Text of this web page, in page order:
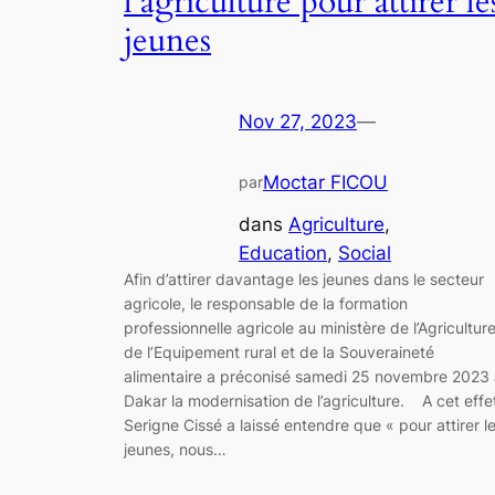
jeunes
Nov 27, 2023—
parMoctar FICOU
dans Agriculture
Education, Social
Afin d’attirer davantage les jeunes dans le secteur
agricole, le responsable de la formation
professionnelle agricole au ministère de
de l’Equipement rural et de la Souveraineté
alimentaire a préconisé samedi 25 novembre 2023
Dakar la modernisation de l’agriculture. A cet
Serigne Cissé a laissé entendre que « pour attirer
jeunes, nous…